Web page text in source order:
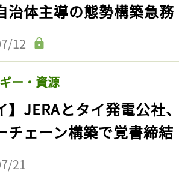
治体主導の態勢構築急務
12
ー・資源
】JERAとタイ発電公社
チェーン構築で覚書締結
21
事をお気に入りに
ログインが必